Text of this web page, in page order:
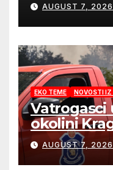
AUGUST 7, 2026
EKO TEME NOVOSTI IZ
Vatrogasci
okolini
AUGUST 7, 2026